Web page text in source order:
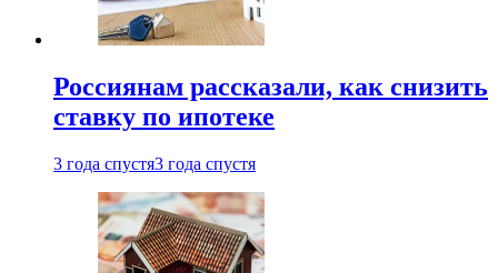
Россиянам рассказали, как снизить
ставку по ипотеке
3 года спустя3 года спустя